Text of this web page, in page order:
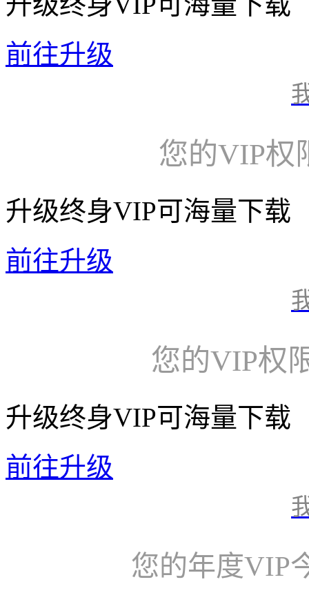
前往升级
您的VIP权
升级终身VIP可海量下载
前往升级
您的VIP权
升级终身VIP可海量下载
前往升级
您的年度VIP